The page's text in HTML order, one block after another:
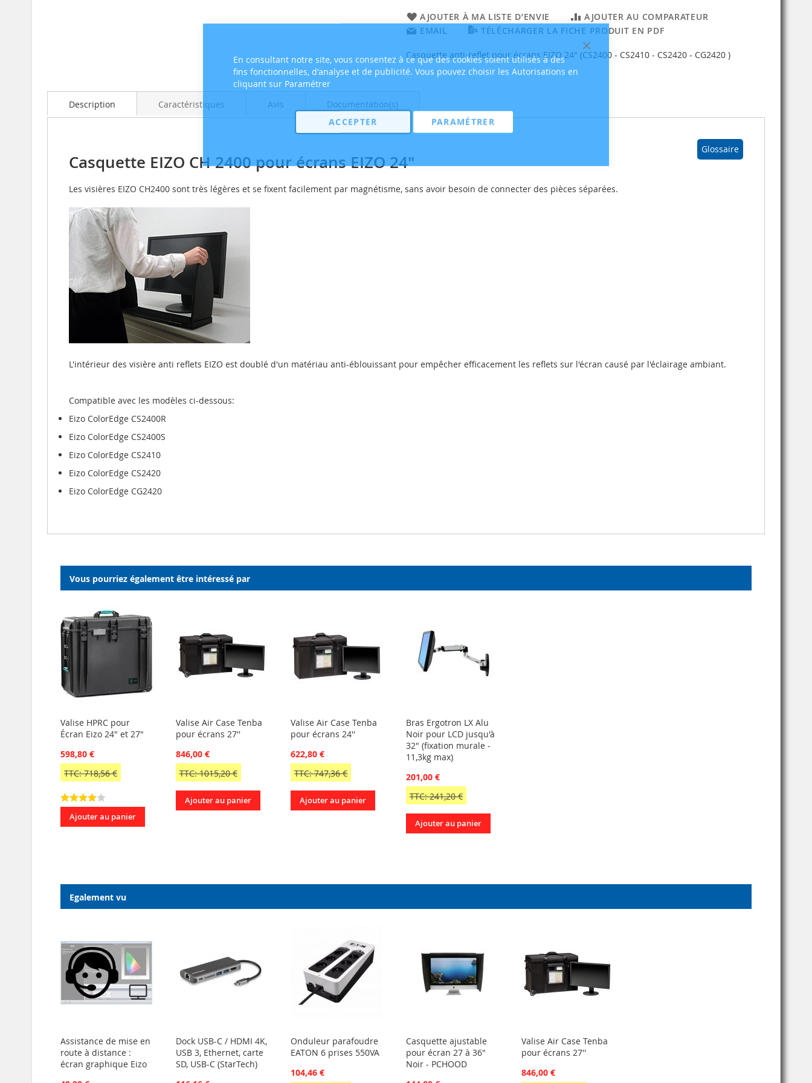
Fermer
En consultant notre site, vous consentez à ce que des cookies soient utilisés à des
fins fonctionnelles, d'analyse et de publicité. Vous pouvez choisir les Autorisations en
cliquant sur Paramétrer
ACCEPTER PARAMÉTRER
AJOUTER À MA LISTE D’ENVIE
AJOUTER AU COMPARATEUR
EMAIL
TÉLÉCHARGER LA FICHE PRODUIT EN PDF
Casquette anti-reflet pour écrans EIZO 24" (CS2400 - CS2410 - CS2420 - CG2420 )
of
images
Description
Glossaire
Casquette EIZO CH 2400 pour écrans EIZO 24"
Les visières EIZO CH2400 sont très légères et se fixent facilement par magnétisme, sans avoir besoin de connecter des pièces séparées.
L'intérieur des visière anti reflets EIZO est doublé d'un matériau anti-éblouissant pour empêcher efficacement les reflets sur l'écran causé par l'éclairage ambiant.
Compatible avec les modèles ci-dessous:
Eizo ColorEdge CS2400R
Eizo ColorEdge CS2400S
Eizo ColorEdge CS2410
Eizo ColorEdge CS2420
Eizo ColorEdge CG2420
Caractéristiques Avis Documentation(s)
Vous pourriez également être intéressé par
Valise HPRC pour
Écran Eizo 24" et 27"
598,80 €
TTC: 718,56 €
Ajouter au panier
Valise Air Case Tenba
pour écrans 27''
846,00 €
TTC: 1015,20 €
Ajouter au panier
Valise Air Case Tenba
pour écrans 24''
622,80 €
TTC: 747,36 €
Ajouter au panier
Bras Ergotron LX Alu
Noir pour LCD jusqu'à
32" (fixation murale -
11,3kg max)
201,00 €
TTC: 241,20 €
Ajouter au panier
Egalement vu
Assistance de mise en
route à distance :
écran graphique Eizo
Dock USB-C / HDMI 4K,
USB 3, Ethernet, carte
SD, USB-C (StarTech)
Onduleur parafoudre
EATON 6 prises 550VA
104,46 €
Casquette ajustable
pour écran 27 à 36"
Noir - PCHOOD
Valise Air Case Tenba
pour écrans 27''
846,00 €